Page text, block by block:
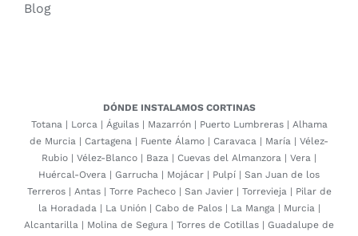
Blog
DÓNDE INSTALAMOS CORTINAS
Totana| Lorca| Águilas| Mazarrón| Puerto Lumbreras| Alhama
de Murcia | Cartagena | Fuente Álamo | Caravaca | María | Vélez-
Rubio | Vélez-Blanco | Baza | Cuevas del Almanzora | Vera |
Huércal-Overa | Garrucha | Mojácar | Pulpí | San Juan de los
Terreros| Antas| Torre Pacheco| San Javier| Torrevieja| Pilar de
la Horadada| La Unión| Cabo de Palos| La Manga| Murcia|
Alcantarilla | Molina de Segura | Torres de Cotillas | Guadalupe de